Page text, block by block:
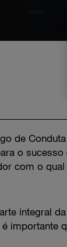
de
o
com o
integral
importante